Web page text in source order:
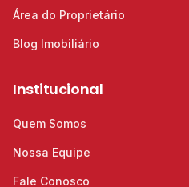
Área do Proprietário
Blog Imobiliário
Institucional
Quem Somos
Nossa Equipe
Fale Conosco